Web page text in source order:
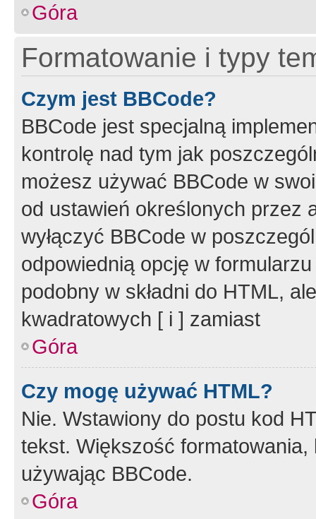
Góra
Formatowanie i typy
Czym jest BBCode?
BBCode jest specjalną
kontrolę nad tym jak
możesz używać BBCode w
od ustawień określonych przez
wyłączyć BBCode w
odpowiednią opcję w
podobny w składni do HTML,
kwadratowych [ i ] zamiast
Góra
Czy mogę używać HTML?
Nie. Wstawiony do postu kod
tekst. Większość
używając BBCode.
Góra